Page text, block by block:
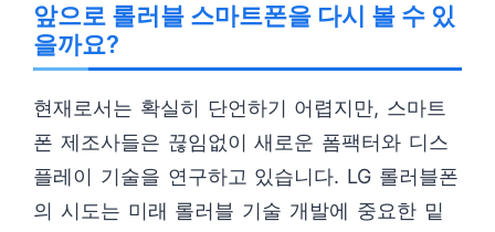
앞으로 롤러블 스마트폰을 다시 볼 수 있
을까요?
현재로서는 확실히 단언하기 어렵지만, 스마트
폰 제조사들은 끊임없이 새로운 폼팩터와 디스
플레이 기술을 연구하고 있습니다. LG 롤러블폰
의 시도는 미래 롤러블 기술 개발에 중요한 밑